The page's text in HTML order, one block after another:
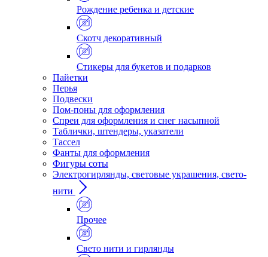
Рождение ребенка и детские
Скотч декоративный
Стикеры для букетов и подарков
Пайетки
Перья
Подвески
Пом-поны для оформления
Спреи для оформления и снег насыпной
Таблички, штендеры, указатели
Тассел
Фанты для оформления
Фигуры соты
Электрогирлянды, световые украшения, свето-
нити
Прочее
Свето нити и гирлянды